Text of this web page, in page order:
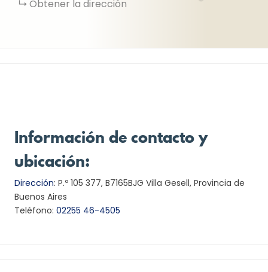
Obtener la dirección
Información de contacto y
ubicación:
Dirección: P.º 105 377, B7165BJG Villa Gesell, Provincia de
Buenos Aires
Teléfono: 02255 46-4505